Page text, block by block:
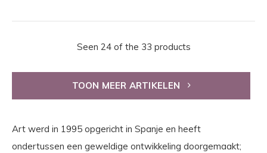
Seen 24 of the 33 products
TOON MEER ARTIKELEN
Art werd in 1995 opgericht in Spanje en heeft
ondertussen een geweldige ontwikkeling doorgemaakt;